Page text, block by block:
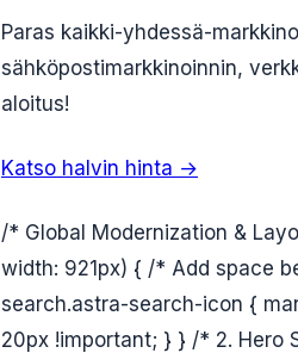
Paras kaikki-yhdessä-
sähköpostimarkkinoinnin,
aloitus!
Katso halvin hinta →
/* Global Modernization &
width: 921px) { /* Add space
search.astra-search-icon {
20px !important; } } /* 2. Hero